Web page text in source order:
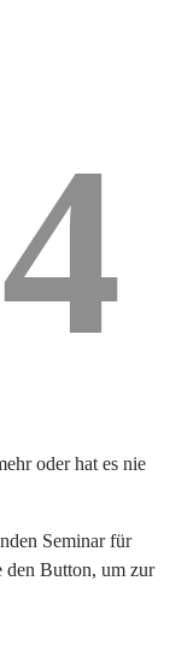
oder hat es nie
Seminar für
den Button, um zur